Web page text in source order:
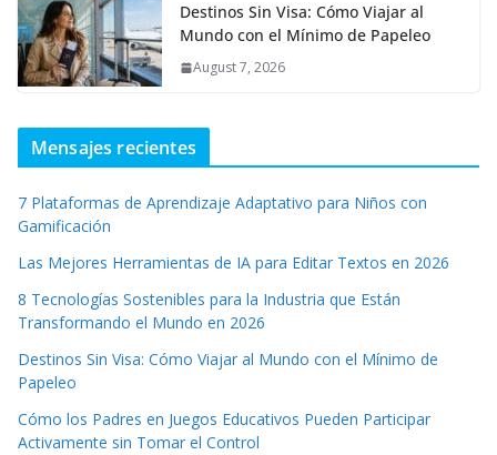
Destinos Sin Visa: Cómo Viajar al
Mundo con el Mínimo de Papeleo
August 7, 2026
Mensajes recientes
7 Plataformas de Aprendizaje Adaptativo para Niños con
Gamificación
Las Mejores Herramientas de IA para Editar Textos en 2026
8 Tecnologías Sostenibles para la Industria que Están
Transformando el Mundo en 2026
Destinos Sin Visa: Cómo Viajar al Mundo con el Mínimo de
Papeleo
Cómo los Padres en Juegos Educativos Pueden Participar
Activamente sin Tomar el Control